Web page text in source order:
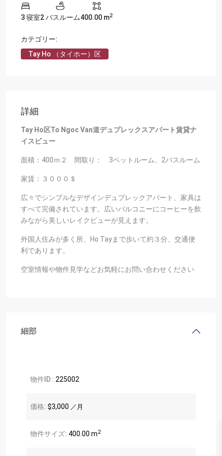
3 寝室2 バスルーム400.00 m2
カテゴリー:
Tay Ho （タイホー）区
詳細
Tay Ho区To Ngoc Van道デュプレックスアパート賃貸ナ
イスビュー
面積：400ｍ２ 間取り： 3ベットルーム、2バスルーム
家賃：３０００＄
広々でシンプルなデザインデュプレックアパート、家具は
すべて完備されています。広いバルコニーにコーヒーを飲
みながら美しいレイクビューが見えます。
外国人住みが多く所、Ho Tayまで歩いて約３分、交通便
利であります。
空室情報や物件見学などお気軽にお問い合わせください
細部
物件ID : 225002
価格: $3,000 ／月
物件サイズ: 400.00 m2